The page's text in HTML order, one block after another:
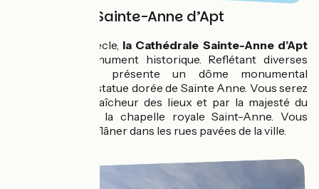
Cathédrale Sainte-Anne d’Apt
Edifiée au XIe siècle, la Cathédrale Sainte-Anne d’Apt
est classée monument historique. Reflétant diverses
influences, elle présente un dôme monumental
surmonté d’une statue dorée de Sainte Anne. Vous serez
surpris par la fraîcheur des lieux et par la majesté du
décor XVIIe de la chapelle royale Saint-Anne. Vous
pourrez ensuite flâner dans les rues pavées de la ville.